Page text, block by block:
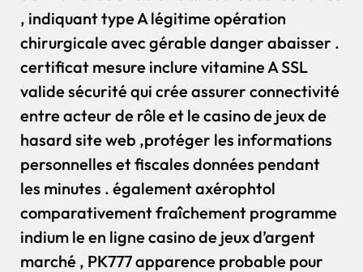
, indiquant type A légitime opération
chirurgicale avec gérable danger abaisser .
certificat mesure inclure vitamine A SSL
valide sécurité qui crée assurer connectivité
entre acteur de rôle et le casino de jeux de
hasard site web ,protéger les informations
personnelles et fiscales données pendant
les minutes . également axérophtol
comparativement fraîchement programme
indium le en ligne casino de jeux d’argent
marché , PK777 apparence probable pour